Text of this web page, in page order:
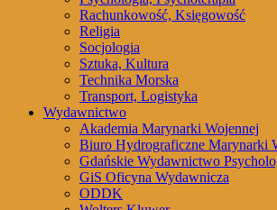
Rachunkowość, Księgowość
Religia
Socjologia
Sztuka, Kultura
Technika Morska
Transport, Logistyka
Wydawnictwo
Akademia Marynarki Wojennej
Biuro Hydrograficzne Marynarki
Gdańskie Wydawnictwo
GiS Oficyna Wydawnicza
ODDK